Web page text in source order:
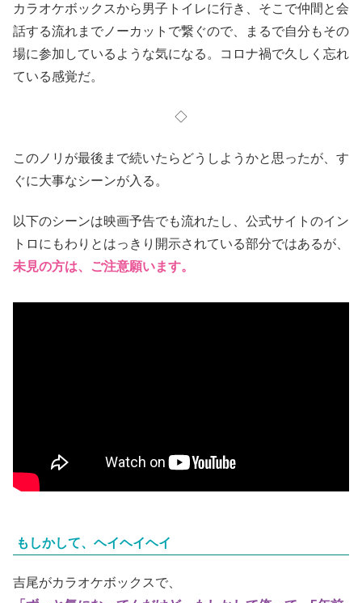
カラオケボックスから男子トイレに行き、そこで仲間と会
話する流れまでノーカットで繋ぐので、まるで自分もその
場に参加しているような気になる。コロナ禍で久しく忘れ
ている感覚だ。
◇
このノリが最後まで続いたらどうしようかと思ったが、す
ぐに大事なシーンが入る。
以下のシーンは映画予告でも流れたし、公式サイトのイン
トロにもわりとはっきり開示されている部分ではあるが、
未見の方は、ご注意願います。
もしかして、ヘイヘイヘイ
吉尾がカラオケボックスで、